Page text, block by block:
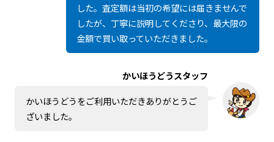
した。査定額は当初の希望には届きませんで
したが、丁寧に説明してくださり、最大限の
金額で買い取っていただきました。
かいほうどうスタッフ
かいほうどうをご利用いただきありがとうご
ざいました。